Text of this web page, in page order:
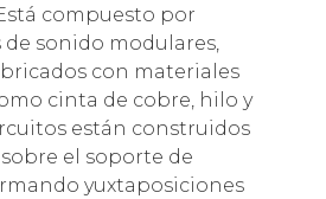
compuesto por
sonido modulares,
con materiales
cinta de cobre, hilo y
están construidos
el soporte de
yuxtaposiciones